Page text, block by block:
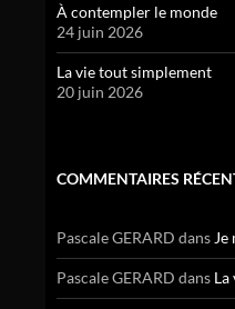
À contempler le monde
24 juin 2026
La vie tout simplement
20 juin 2026
COMMENTAIRES
Pascale GERARD dans Je
Pascale GERARD dans La